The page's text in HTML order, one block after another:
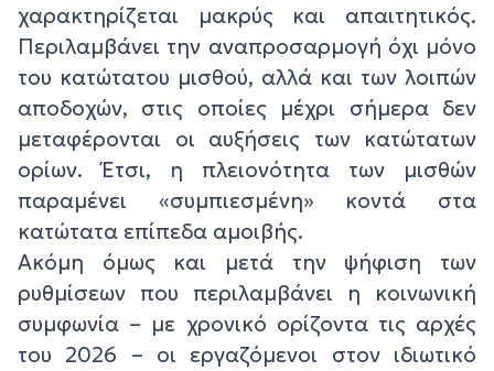
χαρακτηρίζεται μακρύς και απαιτητικός.
Περιλαμβάνει την αναπροσαρμογή όχι μόνο
του κατώτατου μισθού, αλλά και των λοιπών
αποδοχών, στις οποίες μέχρι σήμερα δεν
μεταφέρονται οι αυξήσεις των κατώτατων
ορίων. Έτσι, η πλειονότητα των μισθών
παραμένει «συμπιεσμένη» κοντά στα
κατώτατα επίπεδα αμοιβής.
Ακόμη όμως και μετά την ψήφιση των
ρυθμίσεων που περιλαμβάνει η κοινωνική
συμφωνία – με χρονικό ορίζοντα τις αρχές
του 2026 – οι εργαζόμενοι στον ιδιωτικό